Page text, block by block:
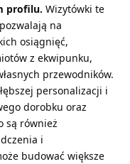
profilu. Wizytówki te
na
osiągnięć,
z ekwipunku,
przewodników.
personalizacji i
dorobku oraz
są również
i
budować większe